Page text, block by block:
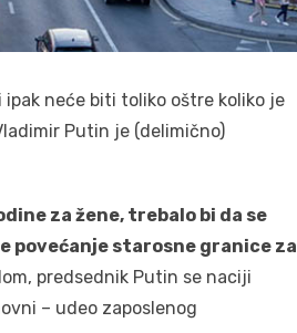
neće biti toliko oštre koliko je
Putin je (delimično)
za žene, trebalo bi da se
povećanje starosne granice za
predsednik Putin se naciji
– udeo zaposlenog